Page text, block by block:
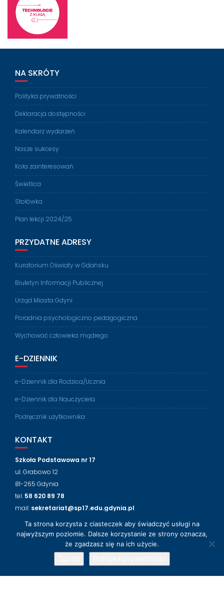
NA SKRÓTY
Polityka prywatności
Deklaracja dostępności
Kalendarz wydarzeń
Nasze sukcesy
Koła zainteresowań
Świetlica
Stołówka
Plan lekcji 2024/25
PRZYDATNE ADRESY
Kuratorium Oświaty w Gdańsku
Biuletyn Informacji Publicznej
Urząd Miasta Gdyni
Poradnia psychologiczno pedagogiczna
Wychować człowieka mądrego
E-DZIENNIK
e-Dziennik dla Rodzica/Ucznia
e-Dziennik dla Nauczyciela
Podręcznik użytkownika
KONTAKT
Szkoła Podstawowa nr 17
ul. Grabowo 12
81-265 Gdynia
tel. 58 620 89 78
mail: sekretariat@sp17.edu.gdynia.pl
NASZ FACEBOOK
Ta strona korzysta z ciasteczek aby świadczyć usługi na
najwyższym poziomie. Dalsze korzystanie ze strony oznacza,
że zgadzasz się na ich użycie.